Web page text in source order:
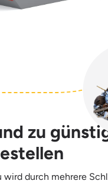
zu
wird durch mehrere